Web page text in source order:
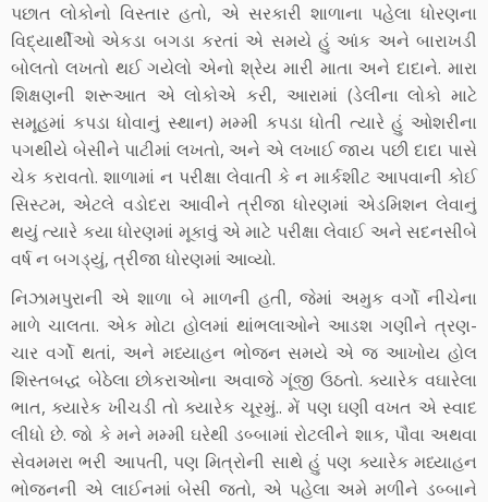
પછાત લોકોનો વિસ્તાર હતો, એ સરકારી શાળાના પહેલા ધોરણના
વિદ્યાર્થીઓ એકડા બગડા કરતાં એ સમયે હું આંક અને બારાખડી
બોલતો લખતો થઈ ગયેલો એનો શ્રેય મારી માતા અને દાદાને. મારા
શિક્ષણની શરૂઆત એ લોકોએ કરી, આરામાં (ડેલીના લોકો માટે
સમૂહમાં કપડા ધોવાનું સ્થાન) મમ્મી કપડા ધોતી ત્યારે હું ઓશરીના
પગથીયે બેસીને પાટીમાં લખતો, અને એ લખાઈ જાય પછી દાદા પાસે
ચેક કરાવતો. શાળામાં ન પરીક્ષા લેવાતી કે ન માર્કશીટ આપવાની કોઈ
સિસ્ટમ, એટલે વડોદરા આવીને ત્રીજા ધોરણમાં એડમિશન લેવાનું
થયું ત્યારે કયા ધોરણમાં મૂકાવું એ માટે પરીક્ષા લેવાઈ અને સદનસીબે
વર્ષ ન બગડ્યું, ત્રીજા ધોરણમાં આવ્યો.
નિઝામપુરાની એ શાળા બે માળની હતી, જેમાં અમુક વર્ગો નીચેના
માળે ચાલતા. એક મોટા હોલમાં થાંભલાઓને આડશ ગણીને ત્રણ-
ચાર વર્ગો થતાં, અને મધ્યાહન ભોજન સમયે એ જ આખોય હોલ
શિસ્તબદ્ધ બેઠેલા છોકરાઓના અવાજે ગૂંજી ઉઠતો. ક્યારેક વઘારેલા
ભાત, ક્યારેક ખીચડી તો ક્યારેક ચૂરમું.. મેં પણ ઘણી વખત એ સ્વાદ
લીધો છે. જો કે મને મમ્મી ઘરેથી ડબ્બામાં રોટલીને શાક, પૌવા અથવા
સેવમમરા ભરી આપતી, પણ મિત્રોની સાથે હું પણ ક્યારેક મધ્યાહન
ભોજનની એ લાઈનમાં બેસી જતો, એ પહેલા અમે મળીને ડબ્બાને